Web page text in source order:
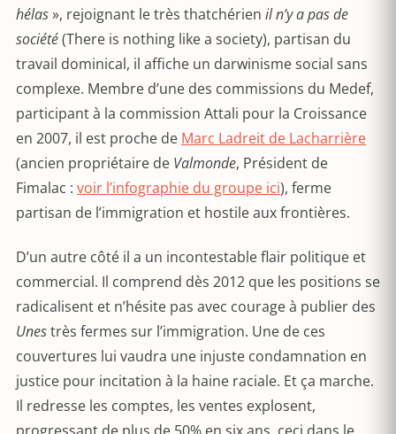
hélas», rejoignant le très thatchérien il n’y a pas de
société(There is nothing like a society), partisan du
travail dominical, il affiche un darwinisme social sans
complexe. Membre d’une des commissions du Medef,
participant à la commission Attali pour la Croissance
en 2007, il est proche de Marc Ladreit de Lacharrière
(ancien propriétaire de Valmonde, Président de
Fimalac : voir l’infographie du groupe ici), ferme
partisan de l’immigration et hostile aux frontières.
D’un autre côté il a un incontestable flair politique et
commercial. Il comprend dès 2012 que les positions se
radicalisent et n’hésite pas avec courage à publier des
Unestrès fermes sur l’immigration. Une de ces
couvertures lui vaudra une injuste condamnation en
justice pour incitation à la haine raciale. Et ça marche.
Il redresse les comptes, les ventes explosent,